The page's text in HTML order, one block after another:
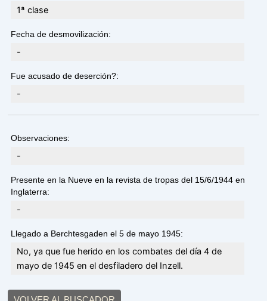
1ª clase
Fecha de desmovilización:
-
Fue acusado de deserción?:
-
Observaciones:
-
Presente en la Nueve en la revista de tropas del 15/6/1944 en
Inglaterra:
-
Llegado a Berchtesgaden el 5 de mayo 1945:
No, ya que fue herido en los combates del día 4 de
mayo de 1945 en el desfiladero del Inzell.